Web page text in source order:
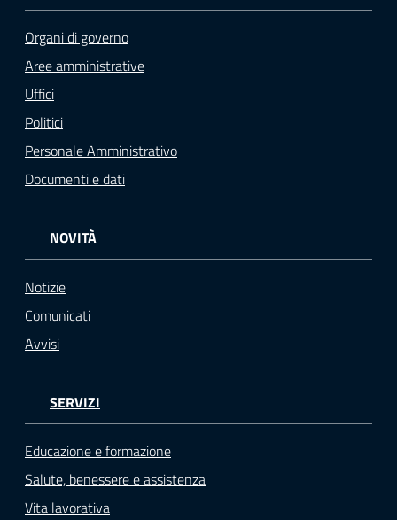
Organi di governo
Aree amministrative
Uffici
Politici
Personale Amministrativo
Documenti e dati
NOVITÀ
Notizie
Comunicati
Avvisi
SERVIZI
Educazione e formazione
Salute, benessere e assistenza
Vita lavorativa